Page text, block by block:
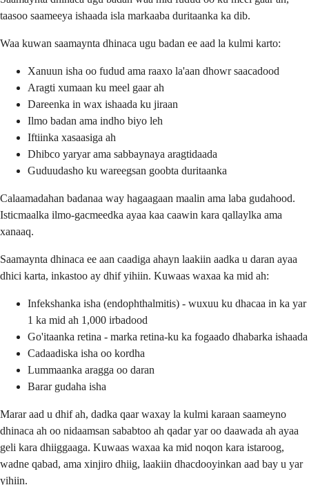
taasoo saameeya ishaada isla markaaba duritaanka ka dib.
Waa kuwan saamaynta dhinaca ugu badan ee aad la kulmi karto:
Xanuun isha oo fudud ama raaxo la'aan dhowr saacadood
Aragti xumaan ku meel gaar ah
Dareenka in wax ishaada ku jiraan
Ilmo badan ama indho biyo leh
Iftiinka xasaasiga ah
Dhibco yaryar ama sabbaynaya aragtidaada
Guduudasho ku wareegsan goobta duritaanka
Calaamadahan badanaa way hagaagaan maalin ama laba gudahood.
Isticmaalka ilmo-gacmeedka ayaa kaa caawin kara qallaylka ama
xanaaq.
Saamaynta dhinaca ee aan caadiga ahayn laakiin aadka u daran ayaa
dhici karta, inkastoo ay dhif yihiin. Kuwaas waxaa ka mid ah:
Infekshanka isha (endophthalmitis) - wuxuu ku dhacaa in ka yar
1 ka mid ah 1,000 irbadood
Go'itaanka retina - marka retina-ku ka fogaado dhabarka ishaada
Cadaadiska isha oo kordha
Lummaanka aragga oo daran
Barar gudaha isha
Marar aad u dhif ah, dadka qaar waxay la kulmi karaan saameyno
dhinaca ah oo nidaamsan sababtoo ah qadar yar oo daawada ah ayaa
geli kara dhiiggaaga. Kuwaas waxaa ka mid noqon kara istaroog,
wadne qabad, ama xinjiro dhiig, laakiin dhacdooyinkan aad bay u yar
yihiin.